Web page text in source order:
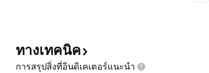
ทางเทคนิค
การสรุปสิ่งที่อินดิเคเตอร์แนะนำ